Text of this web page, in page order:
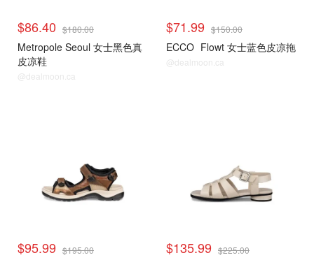
$86.40 $180.00
Metropole Seoul 女士黑色真
皮凉鞋
@dealmoon.ca
$71.99 $150.00
ECCO Flowt 女士蓝色皮凉拖
@dealmoon.ca
$95.99 $195.00 $135.99 $225.00